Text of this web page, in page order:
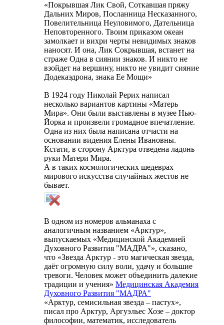
«Покрывшая Лик Свой, Соткавшая пряжу
Дальних Миров, Посланница Несказанного,
Повелительница Неуловимого, Дательница
Неповторенного. Твоим приказом океан
замолкает и вихри черты невидимых знаков
наносят. И она, Лик Сокрывшая, встанет на
страже Одна в сиянии знаков. И никто не
взойдет на вершину, никто не увидит сияние
Додекаэдрона, знака Ее Мощи»
В 1924 году Николай Рерих написал
несколько вариантов картины «Матерь
Мира». Они были выставлены в музее Нью-
Йорка и произвели громадное впечатление.
Одна из них была написана отчасти на
основании видения Елены Ивановны.
Кстати, в сторону Арктура отведена ладонь
руки Матери Мира.
А в таких космологических шедеврах
мирового искусства случайных жестов не
бывает.
В одном из номеров альманаха с
аналогичным названием «Арктур»,
выпускаемых «Медицинской Академией
Духовного Развития "МАДРА"», сказано,
что «Звезда Арктур - это магическая звезда,
даёт огромную силу воли, удачу и большие
тревоги. Человек может объединить далекие
традиции и учения» Медицинская Академия
Духовного Развития "МАДРА"
«Арктур, семисильная звезда – пастух»,
писал про Арктур, Аргуэльес Хозе – доктор
философии, математик, исследователь